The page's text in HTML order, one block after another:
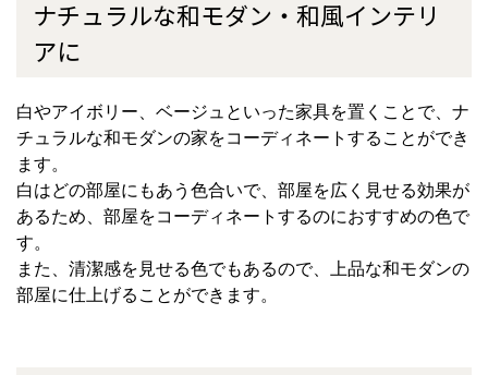
ナチュラルな和モダン・和風インテリ
アに
白やアイボリー、ベージュといった家具を置くことで、ナ
チュラルな和モダンの家をコーディネートすることができ
ます。
白はどの部屋にもあう色合いで、部屋を広く見せる効果が
あるため、部屋をコーディネートするのにおすすめの色で
す。
また、清潔感を見せる色でもあるので、上品な和モダンの
部屋に仕上げることができます。